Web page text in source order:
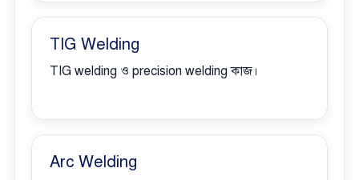
TIG Welding
TIG welding ও precision welding কাজ।
Arc Welding